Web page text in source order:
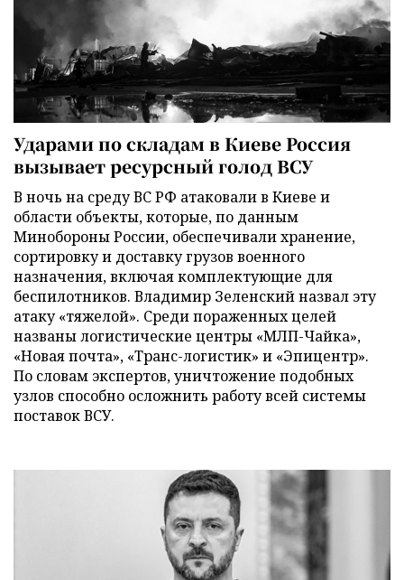
Ударами по складам в Киеве Россия
вызывает ресурсный голод ВСУ
В ночь на среду ВС РФ атаковали в Киеве и
области объекты, которые, по данным
Минобороны России, обеспечивали хранение,
сортировку и доставку грузов военного
назначения, включая комплектующие для
беспилотников. Владимир Зеленский назвал эту
атаку «тяжелой». Среди пораженных целей
названы логистические центры «МЛП-Чайка»,
«Новая почта», «Транс-логистик» и «Эпицентр».
По словам экспертов, уничтожение подобных
узлов способно осложнить работу всей системы
поставок ВСУ.